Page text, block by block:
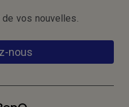
vos nouvelles.
nous